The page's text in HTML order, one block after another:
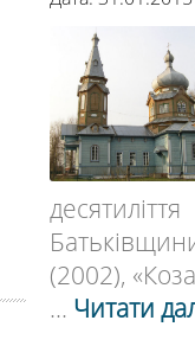
(2002),
... Читати